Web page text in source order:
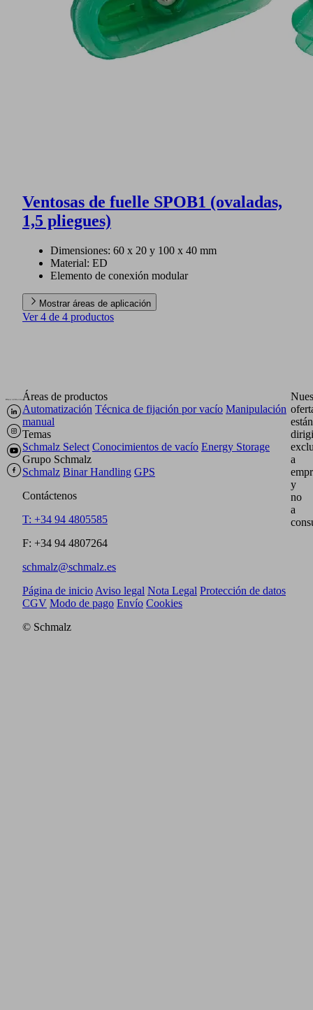
Ventosas de fuelle SPOB1 (ovaladas,
1,5 pliegues)
Dimensiones: 60 x 20 y 100 x 40 mm
Material: ED
Elemento de conexión modular
Mostrar áreas de aplicación
Ver 4 de 4 productos
Áreas de productos
Automatización Técnica de fijación por vacío Manipulación
manual
Temas
Schmalz Select Conocimientos de vacío Energy Storage
Grupo Schmalz
Schmalz Binar Handling GPS
Contáctenos
T: +34 94 4805585
F: +34 94 4807264
schmalz@schmalz.es
están
a
y
no
a
Página de inicio Aviso legal Nota Legal Protección de datos
CGV Modo de pago Envío Cookies
© Schmalz